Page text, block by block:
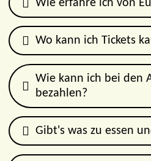
Wie erfahre ich von
Wo kann ich Tickets
Wie kann ich bei den
bezahlen?
Gibt's was zu essen